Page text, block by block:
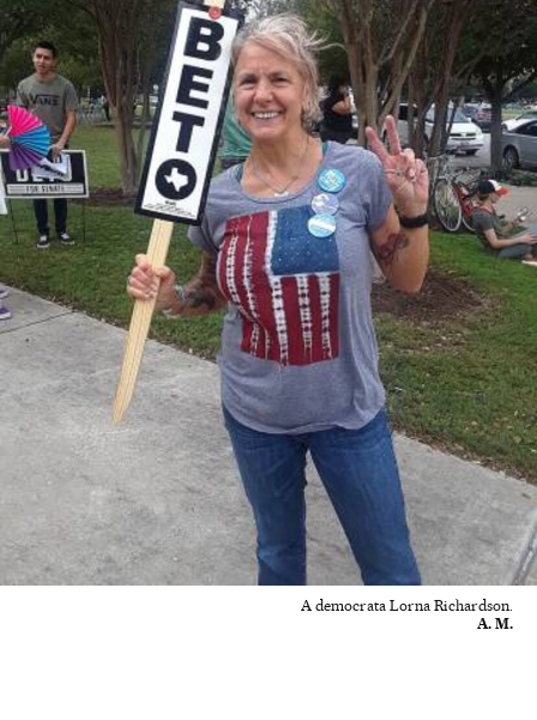
A democrata Lorna Richardson.
A. M.